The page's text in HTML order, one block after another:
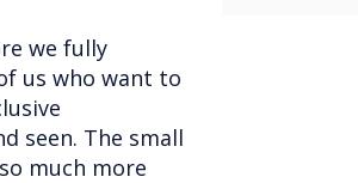
we fully
us who want to
seen. The small
much more